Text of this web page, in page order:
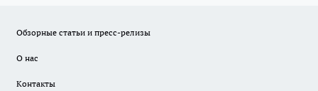
Обзорные статьи и пресс-релизы
О нас
Контакты